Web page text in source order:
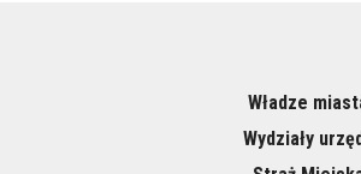
Władze
Wydziały